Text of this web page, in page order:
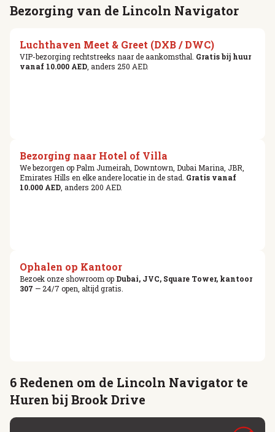
Bezorging van de Lincoln Navigator
Luchthaven Meet & Greet (DXB / DWC)
VIP-bezorging rechtstreeks naar de aankomsthal. Gratis bij huur
vanaf 10.000 AED, anders 250 AED.
Bezorging naar Hotel of Villa
We bezorgen op Palm Jumeirah, Downtown, Dubai Marina, JBR,
Emirates Hills en elke andere locatie in de stad. Gratis vanaf
10.000 AED, anders 200 AED.
Ophalen op Kantoor
Bezoek onze showroom op Dubai, JVC, Square Tower, kantoor
307 — 24/7 open, altijd gratis.
6 Redenen om de Lincoln Navigator te
Huren bij Brook Drive